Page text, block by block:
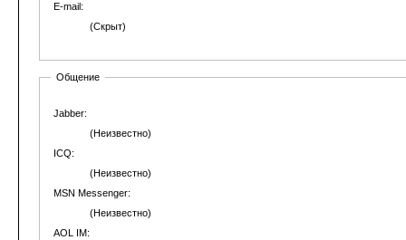
E-mail:
(Скрыт)
Общение
Jabber:
(Неизвестно)
ICQ:
(Неизвестно)
MSN Messenger:
(Неизвестно)
AOL IM: